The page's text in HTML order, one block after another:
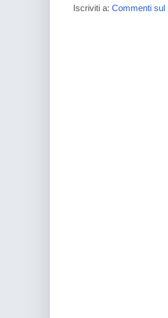
Iscriviti a: Commenti sul